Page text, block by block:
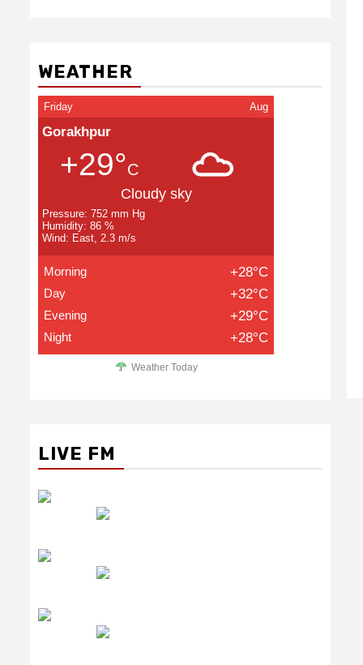
WEATHER
Friday Aug
Gorakhpur
+29°C
Cloudy sky
Pressure: 752 mm Hg
Humidity: 86 %
Wind: East, 2.3 m/s
Morning +28°C
Day +32°C
Evening +29°C
Night +28°C
Weather Today
LIVE FM